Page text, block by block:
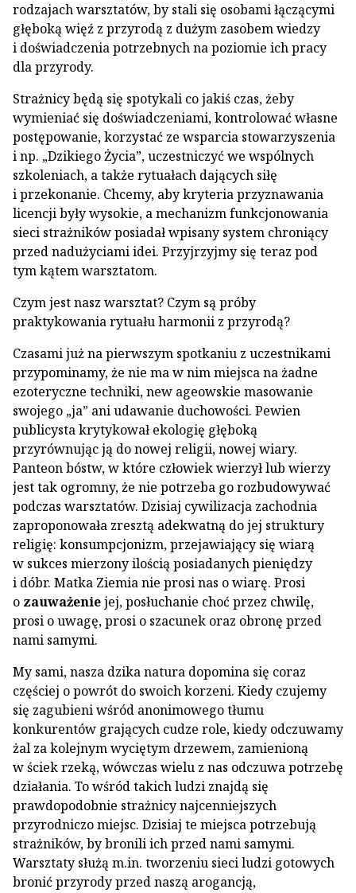
rodzajach warsztatów, by stali się osobami łączącymi
głęboką więź z przyrodą z dużym zasobem wiedzy
i doświadczenia potrzebnych na poziomie ich pracy
dla przyrody.
Strażnicy będą się spotykali co jakiś czas, żeby
wymieniać się doświadczeniami, kontrolować własne
postępowanie, korzystać ze wsparcia stowarzyszenia
i np. „Dzikiego Życia”, uczestniczyć we wspólnych
szkoleniach, a także rytuałach dających siłę
i przekonanie. Chcemy, aby kryteria przyznawania
licencji były wysokie, a mechanizm funkcjonowania
sieci strażników posiadał wpisany system chroniący
przed nadużyciami idei. Przyjrzyjmy się teraz pod
tym kątem warsztatom.
Czym jest nasz warsztat? Czym są próby
praktykowania rytuału harmonii z przyrodą?
Czasami już na pierwszym spotkaniu z uczestnikami
przypominamy, że nie ma w nim miejsca na żadne
ezoteryczne techniki, new ageowskie masowanie
swojego „ja” ani udawanie duchowości. Pewien
publicysta krytykował ekologię głęboką
przyrównując ją do nowej religii, nowej wiary.
Panteon bóstw, w które człowiek wierzył lub wierzy
jest tak ogromny, że nie potrzeba go rozbudowywać
podczas warsztatów. Dzisiaj cywilizacja zachodnia
zaproponowała zresztą adekwatną do jej struktury
religię: konsumpcjonizm, przejawiający się wiarą
w sukces mierzony ilością posiadanych pieniędzy
i dóbr. Matka Ziemia nie prosi nas o wiarę. Prosi
o zauważeniejej, posłuchanie choć przez chwilę,
prosi o uwagę, prosi o szacunek oraz obronę przed
nami samymi.
My sami, nasza dzika natura dopomina się coraz
częściej o powrót do swoich korzeni. Kiedy czujemy
się zagubieni wśród anonimowego tłumu
konkurentów grających cudze role, kiedy odczuwamy
żal za kolejnym wyciętym drzewem, zamienioną
w ściek rzeką, wówczas wielu z nas odczuwa potrzebę
działania. To wśród takich ludzi znajdą się
prawdopodobnie strażnicy najcenniejszych
przyrodniczo miejsc. Dzisiaj te miejsca potrzebują
strażników, by bronili ich przed nami samymi.
Warsztaty służą m.in. tworzeniu sieci ludzi gotowych
bronić przyrody przed naszą arogancją,